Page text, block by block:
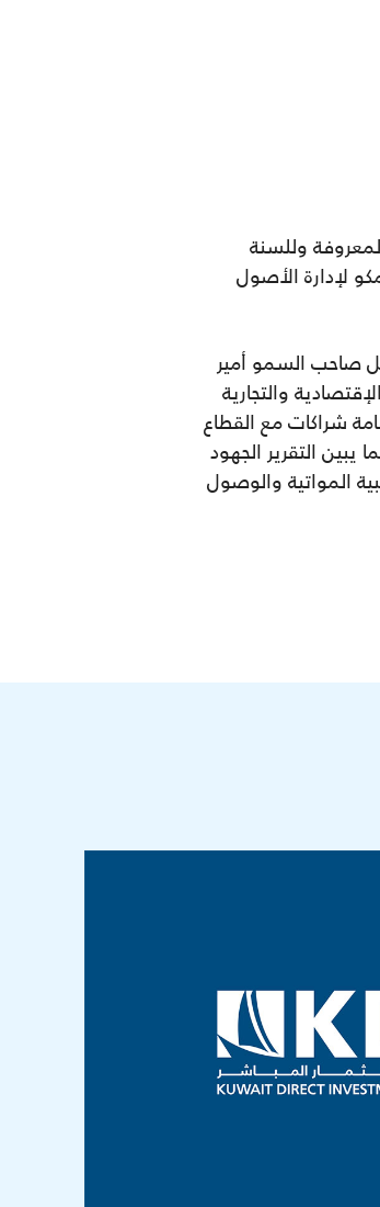
وللسنة
شركة كامكو لإدارة الأصول
العام مساهمة من قبل صاحب السمو أمير
والتجارية
شراكات مع القطاع
التقرير الجهود
المواتية والوصول